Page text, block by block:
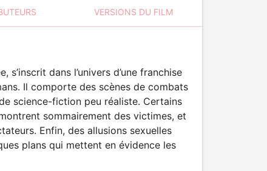
VERSIONS DU FILM
dans l’univers d’une franchise
Il comporte des scènes de combats
science-fiction peu réaliste. Certains
sommairement des victimes, et
Enfin, des allusions sexuelles
plans qui mettent en évidence les